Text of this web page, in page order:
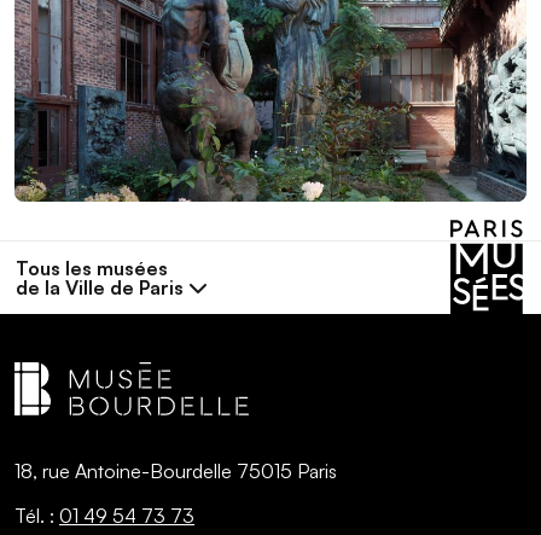
Tous les musées
de la Ville de Paris
18, rue Antoine-Bourdelle 75015 Paris
Tél. : 01 49 54 73 73